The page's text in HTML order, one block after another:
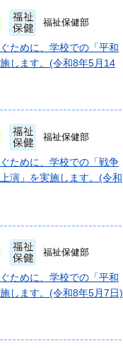
福祉保健部
ために、学校での「平和
します。(令和8年5月14
福祉保健部
ために、学校での「戦争
演」を実施します。(令和
福祉保健部
ために、学校での「平和
します。(令和8年5月7日)